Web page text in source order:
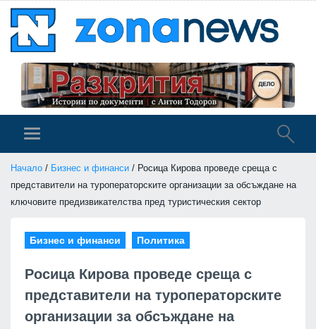
Начало / Бизнес и финанси / Росица Кирова проведе среща с
представители на туроператорските организации за обсъждане на
ключовите предизвикателства пред туристическия сектор
Бизнес и финанси Политика
Росица Кирова проведе среща с
представители на туроператорските
организации за обсъждане на